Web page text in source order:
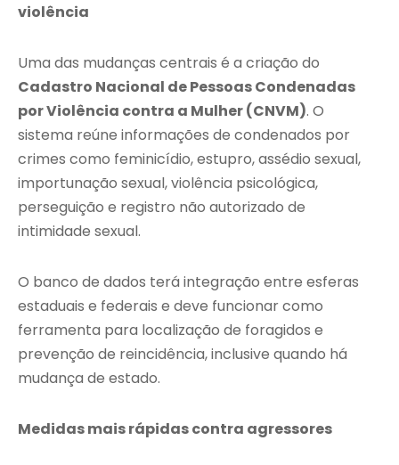
violência
Uma das mudanças centrais é a criação do
Cadastro Nacional de Pessoas Condenadas
por Violência contra a Mulher (CNVM). O
sistema reúne informações de condenados por
crimes como feminicídio, estupro, assédio sexual,
importunação sexual, violência psicológica,
perseguição e registro não autorizado de
intimidade sexual.
O banco de dados terá integração entre esferas
estaduais e federais e deve funcionar como
ferramenta para localização de foragidos e
prevenção de reincidência, inclusive quando há
mudança de estado.
Medidas mais rápidas contra agressores